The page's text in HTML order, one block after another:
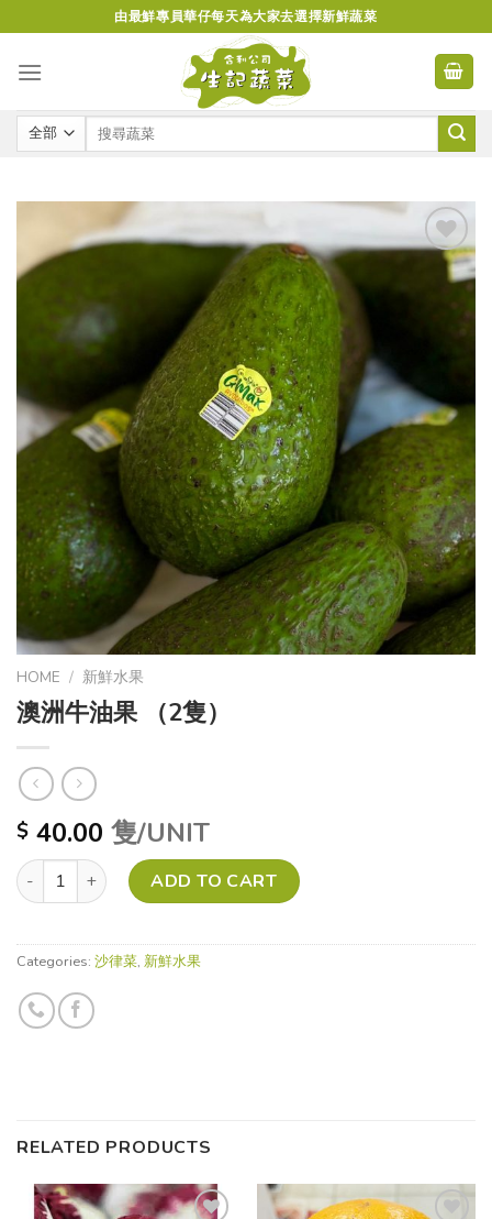
to
content
由最鮮專員華仔每天為大家去選擇新鮮蔬菜
Add to
wishlist
HOME / 新鮮水果
澳洲牛油果 （2隻）
$ 40.00 隻/UNIT
澳洲牛油果 （2隻） quantity
ADD TO CART
Categories: 沙律菜, 新鮮水果
RELATED PRODUCTS